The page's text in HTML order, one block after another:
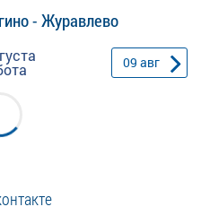
- Журавлево
09 авг